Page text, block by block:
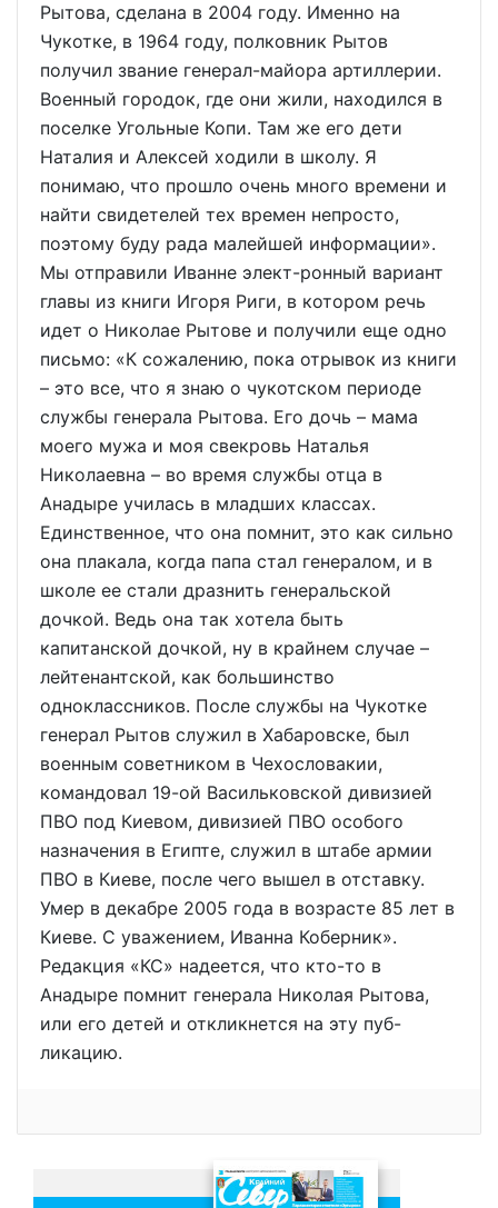
Рытова, сделана в 2004 году. Именно на
Чукотке, в 1964 году, полковник Рытов
получил звание генерал-майора артиллерии.
Военный городок, где они жили, находился в
поселке Угольные Копи. Там же его дети
Наталия и Алексей ходили в школу. Я
понимаю, что прошло очень много времени и
найти свидетелей тех времен непросто,
поэтому буду рада малейшей информации».
Мы отправили Иванне элект-ронный вариант
главы из книги Игоря Риги, в котором речь
идет о Николае Рытове и получили еще одно
письмо: «К сожалению, пока отрывок из книги
– это все, что я знаю о чукотском периоде
службы генерала Рытова. Его дочь – мама
моего мужа и моя свекровь Наталья
Николаевна – во время службы отца в
Анадыре училась в младших классах.
Единственное, что она помнит, это как сильно
она плакала, когда папа стал генералом, и в
школе ее стали дразнить генеральской
дочкой. Ведь она так хотела быть
капитанской дочкой, ну в крайнем случае –
лейтенантской, как большинство
одноклассников. После службы на Чукотке
генерал Рытов служил в Хабаровске, был
военным советником в Чехословакии,
командовал 19-ой Васильковской дивизией
ПВО под Киевом, дивизией ПВО особого
назначения в Египте, служил в штабе армии
ПВО в Киеве, после чего вышел в отставку.
Умер в декабре 2005 года в возрасте 85 лет в
Киеве. С уважением, Иванна Коберник».
Редакция «КС» надеется, что кто-то в
Анадыре помнит генерала Николая Рытова,
или его детей и откликнется на эту пуб-
ликацию.